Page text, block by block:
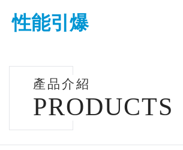
性能引爆
產品介紹
PRODUCTS